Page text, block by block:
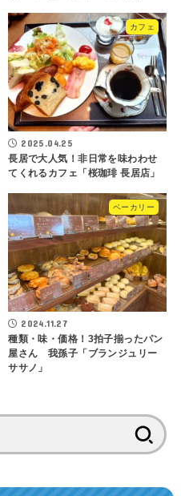
カフェ
2025.04.25
長居で大人気！非日常を味わわせ
てくれるカフェ「桜珈琲 長居店」
ベーカリー
2024.11.27
種類・味・価格！3拍子揃ったパン
屋さん 我孫子「ブランジュリー
ササノ」
索: